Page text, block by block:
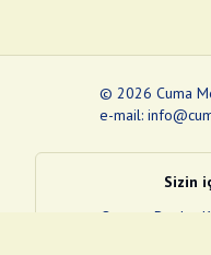
© 2026 Cuma
e-mail:
Sizin
Quran
e-Devlet